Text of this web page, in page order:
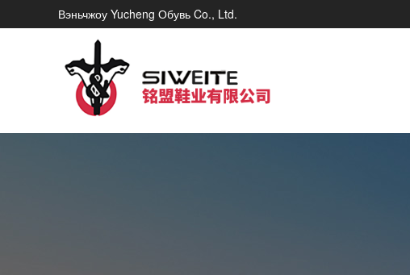
Вэньчжоу Yucheng Обувь Co., Ltd.